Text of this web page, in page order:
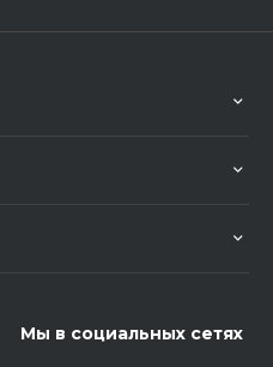
Мы в социальных сетях